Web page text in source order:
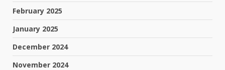
February 2025
January 2025
December 2024
November 2024